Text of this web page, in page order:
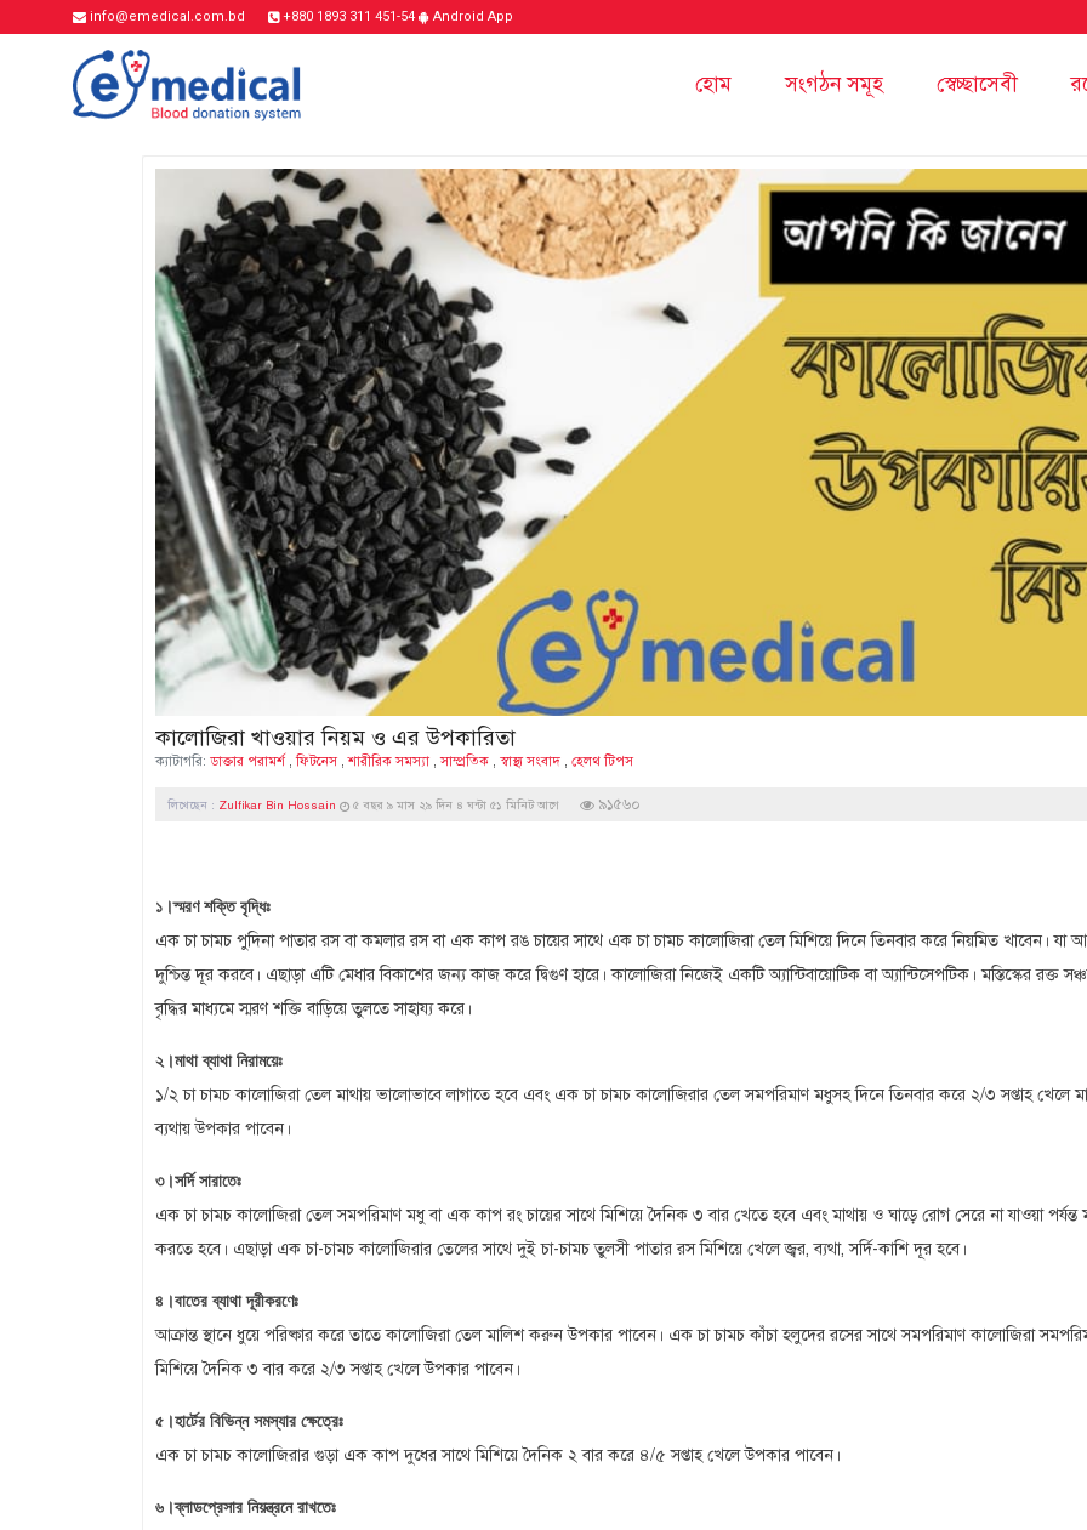
info@emedical.com.bd +880 1893 311 451-54 Android App
হোম সংগঠন সমূহ স্বেচ্ছাসেবী
কালোজিরা খাওয়ার নিয়ম ও এর উপকারিতা
ক্যাটাগরি: ডাক্তার পরামর্শ ,ফিটনেস,শারীরিক সমস্যা,সাম্প্রতিক , স্বাস্থ্য সংবাদ , হেলথ টিপস
লিখেছেন : Zulfikar Bin Hossain ৫ বছর ৯ মাস ২৯ দিন ৪ ঘন্টা ৫১ মিনিট আগে ৯১৫৬০
১।স্মরণ শক্তি বৃদ্ধিঃ
এক চা চামচ পুদিনা পাতার রস বা কমলার রস বা এক কাপ রঙ চায়ের সাথে এক চা চামচ কালোজিরা তেল মিশিয়ে দিনে তিনবার করে নিয়মিত খাবেন। যা
দুশ্চিন্ত দূর করবে। এছাড়া এটি মেধার বিকাশের জন্য কাজ করে দ্বিগুণ হারে। কালোজিরা নিজেই একটি অ্যান্টিবায়োটিক বা অ্যান্টিসেপটিক। মস্তিস্কের রক্ত
বৃদ্ধির মাধ্যমে স্মরণ শক্তি বাড়িয়ে তুলতে সাহায্য করে।
২।মাথা ব্যাথা নিরাময়েঃ
১/২ চা চামচ কালোজিরা তেল মাথায় ভালোভাবে লাগাতে হবে এবং এক চা চামচ কালোজিরার তেল সমপরিমাণ মধুসহ দিনে তিনবার করে ২/৩ সপ্তাহ খেলে
ব্যথায় উপকার পাবেন।
৩।সর্দি সারাতেঃ
এক চা চামচ কালোজিরা তেল সমপরিমাণ মধু বা এক কাপ রং চায়ের সাথে মিশিয়ে দৈনিক ৩ বার খেতে হবে এবং মাথায় ও ঘাড়ে রোগ সেরে না যাওয়া পর্যন্ত
করতে হবে। এছাড়া এক চা-চামচ কালোজিরার তেলের সাথে দুই চা-চামচ তুলসী পাতার রস মিশিয়ে খেলে জ্বর, ব্যথা, সর্দি-কাশি দূর হবে।
৪।বাতের ব্যাথা দূরীকরণেঃ
আক্রান্ত স্থানে ধুয়ে পরিষ্কার করে তাতে কালোজিরা তেল মালিশ করুন উপকার পাবেন। এক চা চামচ কাঁচা হলুদের রসের সাথে সমপরিমাণ কালোজিরা
মিশিয়ে দৈনিক ৩ বার করে ২/৩ সপ্তাহ খেলে উপকার পাবেন।
৫।হার্টের বিভিন্ন সমস্যার ক্ষেত্রেঃ
এক চা চামচ কালোজিরার গুড়া এক কাপ দুধের সাথে মিশিয়ে দৈনিক ২ বার করে ৪/৫ সপ্তাহ খেলে উপকার পাবেন।
৬।ব্লাডপ্রেসার নিয়ন্ত্রনে রাখতেঃ